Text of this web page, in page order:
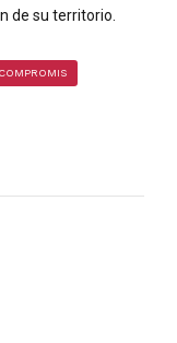
de su territorio.
COMPROMIS